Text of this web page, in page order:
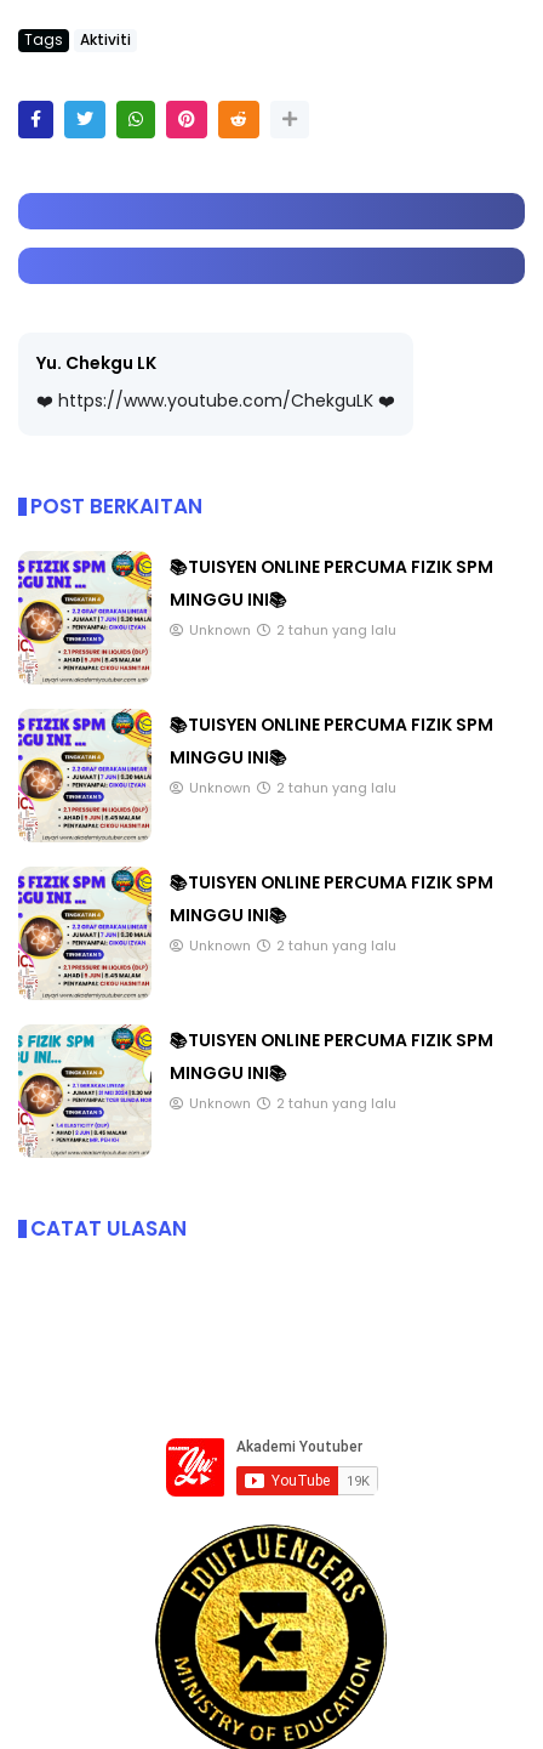
Tags Aktiviti
Yu. Chekgu LK
❤️ https://www.youtube.com/ChekguLK ❤️
POST BERKAITAN
📚TUISYEN ONLINE PERCUMA FIZIK SPM
MINGGU INI📚
Unknown 2 tahun yang lalu
📚TUISYEN ONLINE PERCUMA FIZIK SPM
MINGGU INI📚
Unknown 2 tahun yang lalu
📚TUISYEN ONLINE PERCUMA FIZIK SPM
MINGGU INI📚
Unknown 2 tahun yang lalu
📚TUISYEN ONLINE PERCUMA FIZIK SPM
MINGGU INI📚
Unknown 2 tahun yang lalu
CATAT ULASAN